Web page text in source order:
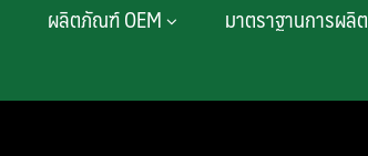
ผลิตภัณฑ์ OEM มาตราฐานการผลิต